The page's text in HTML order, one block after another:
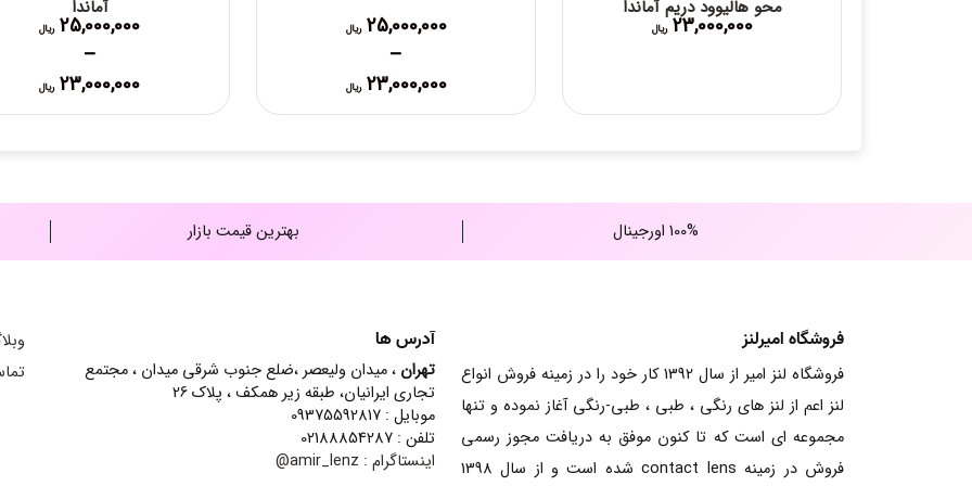
محو هالیوود دریم آماندا
23,000,000 ریال 25,000,000 ریال
–
23,000,000 ریال
Price
range:
آماندا
25,000,000 ریال
–
23,000,000 ریال
Price
range:
100% اورجینال بهترین قیمت بازار
فروشگاه امیرلنز
فروشگاه لنز امیر از سال 1392 کار خود را در زمینه فروش انواع
لنز اعم از لنز های رنگی ، طبی ، طبی-رنگی آغاز نموده و تنها
مجموعه ای است که تا کنون موفق به دریافت مجوز رسمی
فروش در زمینه contact lens شده است و از سال 1398
آدرس ها
تهران ، میدان ولیعصر ،ضلع جنوب شرقی میدان ، مجتمع
تجاری ایرانیان، طبقه زیر همکف ، پلاک 26
موبایل : 09375592817
تلفن : 02188854287
اینستاگرام : amir_lenz@